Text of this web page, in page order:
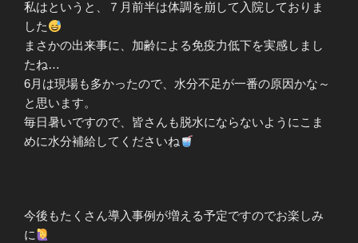
私はというと、７月前半は体調を崩して入院しておりま
した
まさかの出来事に、加齢による免疫力低下を実感しまし
たね…
6月は現場も多かったので、水分不足が一番の原因かな～
と思います。
毎日暑いですので、皆さんも脱水にならないようにこま
めに水分補給してくださいね
今後もたくさん導入事例が増える予定ですのでお楽しみ
に